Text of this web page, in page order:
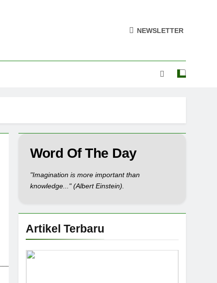
NEWSLETTER
Word Of The Day
"Imagination is more important than
knowledge..." (Albert Einstein).
Artikel Terbaru